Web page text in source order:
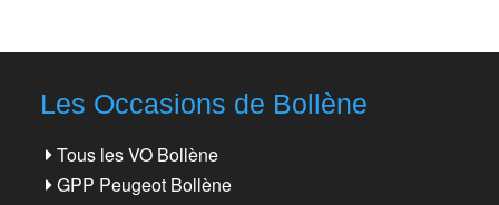
Les Occasions de Bollène
Tous les VO Bollène
GPP Peugeot Bollène